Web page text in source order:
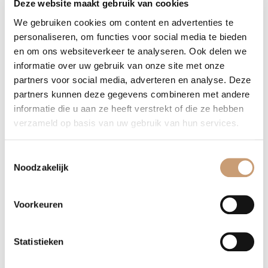
Deze website maakt gebruik van cookies
We gebruiken cookies om content en advertenties te
personaliseren, om functies voor social media te bieden
en om ons websiteverkeer te analyseren. Ook delen we
informatie over uw gebruik van onze site met onze
partners voor social media, adverteren en analyse. Deze
partners kunnen deze gegevens combineren met andere
informatie die u aan ze heeft verstrekt of die ze hebben
verzameld op basis van uw gebruik van hun services.
Noodzakelijk
Voorkeuren
Statistieken
Contact opnemen WhatsApp
Overig meubilair
Vloerkleden
Eettafels op maat